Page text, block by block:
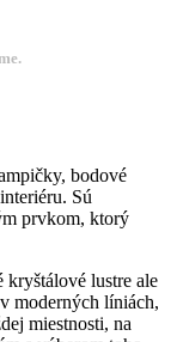
bodové
Sú
prvkom, ktorý
lustre ale
moderných líniách,
miestnosti, na